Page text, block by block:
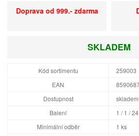
Doprava od 999.- zdarma
SKLADEM
Kód sortimentu
259003
EAN
Dostupnost
Balení
1 / 1 / 24
Minimální odběr
1 ks